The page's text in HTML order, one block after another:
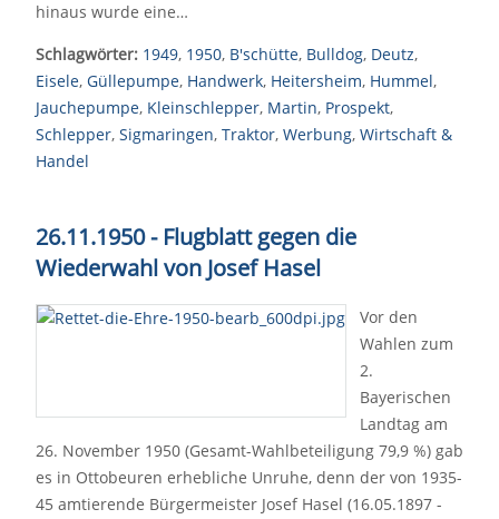
hinaus wurde eine…
Schlagwörter: 1949, 1950, B'schütte, Bulldog, Deutz,
Eisele, Güllepumpe, Handwerk, Heitersheim, Hummel,
Jauchepumpe, Kleinschlepper, Martin, Prospekt,
Schlepper, Sigmaringen, Traktor, Werbung, Wirtschaft &
Handel
26.11.1950 - Flugblatt gegen die
Wiederwahl von Josef Hasel
Vor den
Wahlen zum
2.
Bayerischen
Landtag am
26. November 1950 (Gesamt-Wahlbeteiligung 79,9 %) gab
es in Ottobeuren erhebliche Unruhe, denn der von 1935-
45 amtierende Bürgermeister Josef Hasel (16.05.1897 -